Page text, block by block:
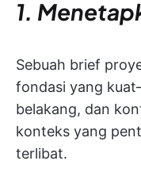
1.
Sebuah brief
fondasi yang
belakang, dan
konteks yang
terlibat.